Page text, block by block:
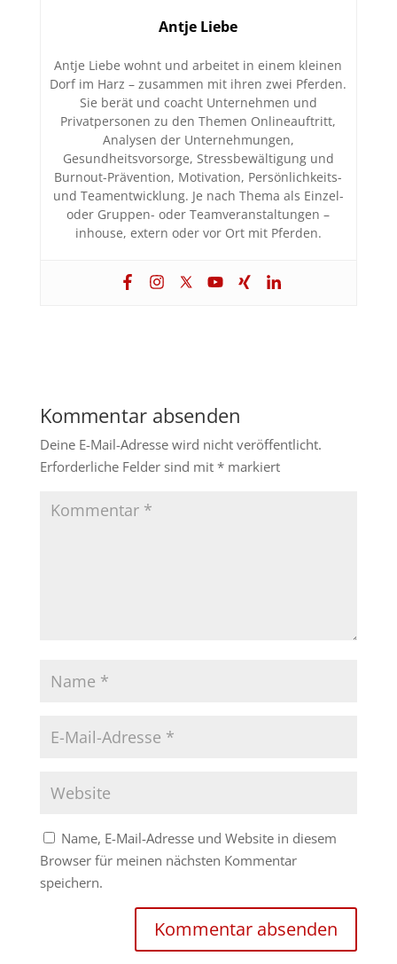
Antje Liebe
Antje Liebe wohnt und arbeitet in einem kleinen
Dorf im Harz – zusammen mit ihren zwei Pferden.
Sie berät und coacht Unternehmen und
Privatpersonen zu den Themen Onlineauftritt,
Analysen der Unternehmungen,
Gesundheitsvorsorge, Stressbewältigung und
Burnout-Prävention, Motivation, Persönlichkeits-
und Teamentwicklung. Je nach Thema als Einzel-
oder Gruppen- oder Teamveranstaltungen –
inhouse, extern oder vor Ort mit Pferden.
Kommentar absenden
Deine E-Mail-Adresse wird nicht veröffentlicht.
Erforderliche Felder sind mit *markiert
Name, E-Mail-Adresse und Website in diesem
Browser für meinen nächsten Kommentar
speichern.